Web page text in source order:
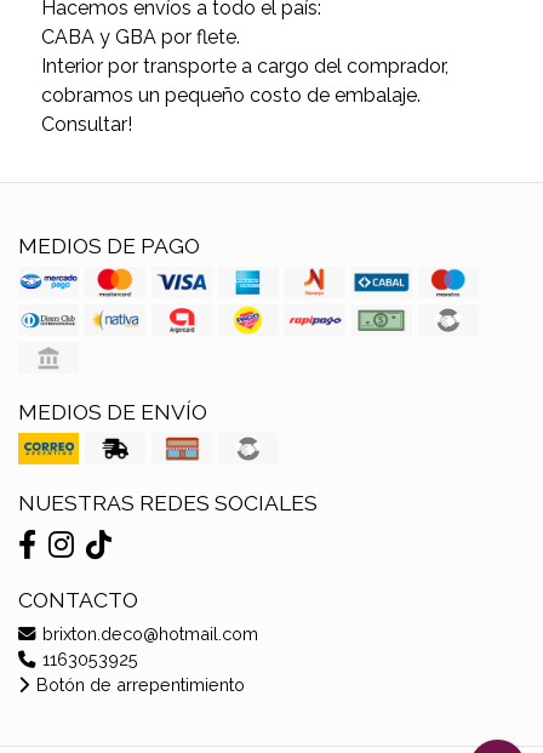
Hacemos envíos a todo el país:
CABA y GBA por flete.
Interior por transporte a cargo del comprador,
cobramos un pequeño costo de embalaje.
Consultar!
MEDIOS DE PAGO
MEDIOS DE ENVÍO
NUESTRAS REDES SOCIALES
CONTACTO
brixton.deco@hotmail.com
1163053925
Botón de arrepentimiento